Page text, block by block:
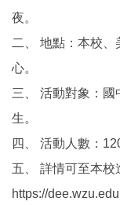
夜。
二、 地點：本校
心。
三、 活動對象：
生。
四、 活動人數：
五、 詳情可至本校
https://